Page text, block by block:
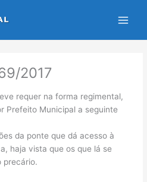
2017
requer na forma regimental,
Prefeito Municipal a seguinte
da ponte que dá acesso à
haja vista que os que lá se
precário.